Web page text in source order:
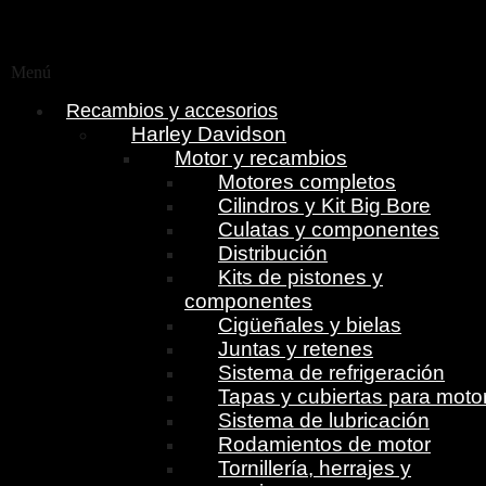
Menú
Recambios y accesorios
Harley Davidson
Motor y recambios
Motores completos
Cilindros y Kit Big Bore
Culatas y componentes
Distribución
Kits de pistones y
componentes
Cigüeñales y bielas
Juntas y retenes
Sistema de refrigeración
Tapas y cubiertas para
Sistema de lubricación
Rodamientos de motor
Tornillería, herrajes y